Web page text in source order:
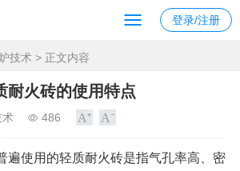
登录/注册
技术 > 正文内容
耐火砖的使用特点
术 486
遍使用的轻质耐火砖是指气孔率高、密